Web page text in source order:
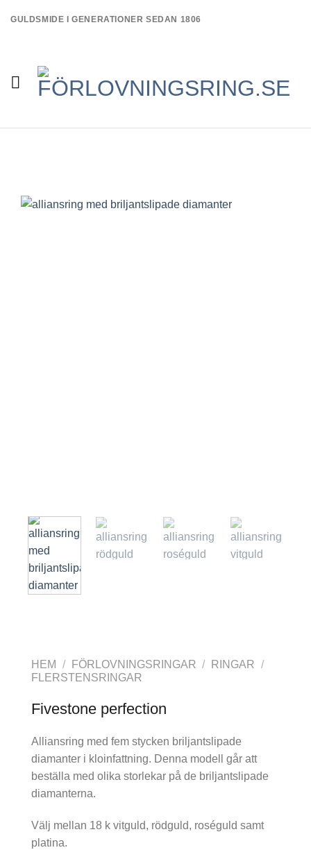
GULDSMIDE I GENERATIONER SEDAN 1806
HEM / FÖRLOVNINGSRINGAR / RINGAR /
FLERSTENSRINGAR
Fivestone perfection
Alliansring med fem stycken briljantslipade
diamanter i kloinfattning. Denna modell går att
beställa med olika storlekar på de briljantslipade
diamanterna.
Välj mellan 18 k vitguld, rödguld, roséguld samt
platina.